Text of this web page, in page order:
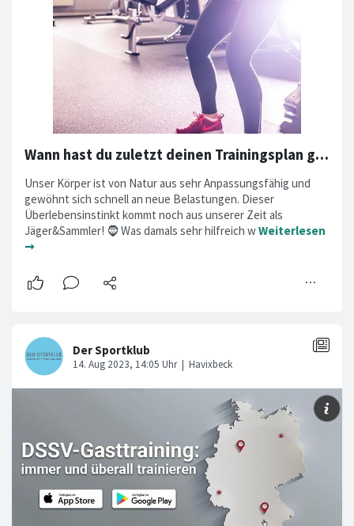
Wann hast du zuletzt deinen Trainingsplan geändert/angepasst? 🤔
Unser Körper ist von Natur aus sehr Anpassungsfähig und
gewöhnt sich schnell an neue Belastungen. Dieser
Überlebensinstinkt kommt noch aus unserer Zeit als
Jäger&Sammler! 🧔 Was damals sehr hilfreich wWeiterlesen
➞